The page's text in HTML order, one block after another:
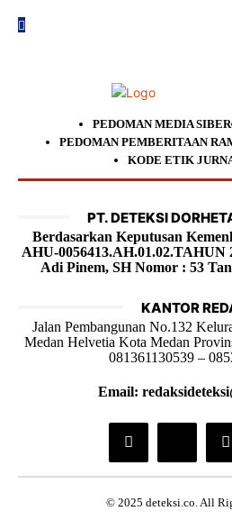
PEDOMAN MEDIA SIBER
PEDOMAN PEMBERITAAN
KODE ETIK
PT. DETEKSI
Berdasarkan Keputusan
AHU-0056413.AH.01.02.TAHUN
Adi Pinem, SH Nomor : 53
KANTOR
Jalan Pembangunan No.132
Medan Helvetia Kota Medan
081361130539 –
Email:
© 2025 deteksi.co. All